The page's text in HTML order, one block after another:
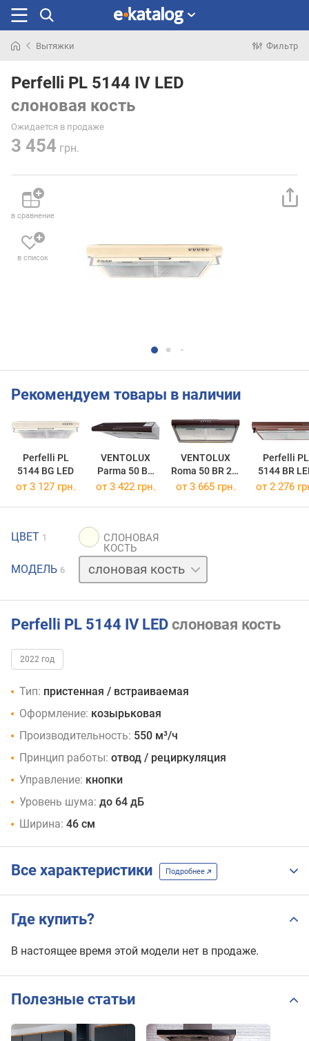
раньше
Вытяжки Фильтр
Perfelli PL 5144 IV LED
слоновая кость
Ожидается в продаже
3 454 грн.
в сравнение
в список
Рекомендуем товары в наличии
Perfelli PL
5144 BG LED
VENTOLUX
Parma 50 BR
600
VENTOLUX
Roma 50 BR 2M
Lux
Perfelli PL
5144 BR
от 3 127 грн. от 3 422 грн. от 3 665 грн. от 2 276
ЦВЕТ 1
МОДЕЛЬ 6
белый
черный
Perfelli PL 5144 IV LED слоновая кость
2022 год
Тип: пристенная / встраиваемая
Оформление: козырьковая
Производительность: 550 м³/ч
Принцип работы: отвод / рециркуляция
Управление: кнопки
Уровень шума: до 64 дБ
Ширина: 46 см
Все характеристики Подробнее
Где купить?
В настоящее время этой модели нет в продаже.
Полезные статьи